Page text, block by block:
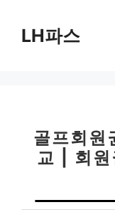
LH파스
골프회원
교 | 회원